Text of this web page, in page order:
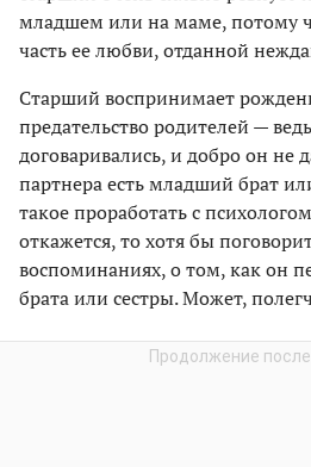
младшем или на маме, потому
часть ее любви, отданной
Старший воспринимает
предательство родителей —
договаривались, и добро он не
партнера есть младший брат
такое проработать с
откажется, то хотя бы
воспоминаниях, о том, как он
брата или сестры. Может,